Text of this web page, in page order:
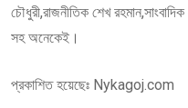
চৌধুরী,রাজনীতিক শেখ
সহ অনেকেই।
প্রকাশিত হয়েছেঃ Nykagoj.com